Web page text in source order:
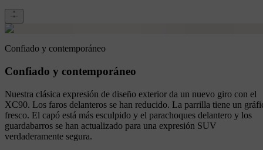
Confiado y contemporáneo
Confiado y contemporáneo
Nuestra clásica expresión de diseño exterior da un nuevo giro con el
XC90. Los faros delanteros se han reducido. La parrilla tiene un
fresco. El capó está más esculpido y el parachoques delantero y los
guardabarros se han actualizado para una expresión SUV
verdaderamente segura.